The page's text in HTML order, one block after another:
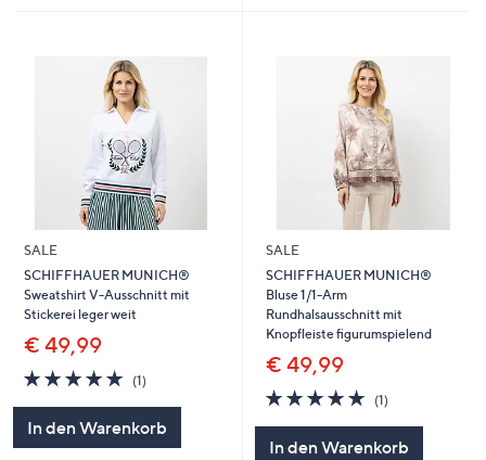
SALE
SCHIFFHAUER MUNICH®
Sweatshirt V-Ausschnitt mit
Stickerei leger weit
€ 49,99
5.0
von
5
(1)
In den Warenkorb
SALE
SCHIFFHAUER MUNICH®
Bluse 1/1-Arm
Rundhalsausschnitt mit
Knopfleiste figurumspielend
€ 49,99
5.0
von
(1)1
In den Warenkorb